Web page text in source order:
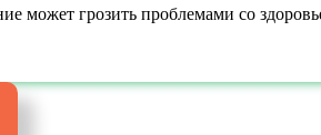
может грозить проблемами со